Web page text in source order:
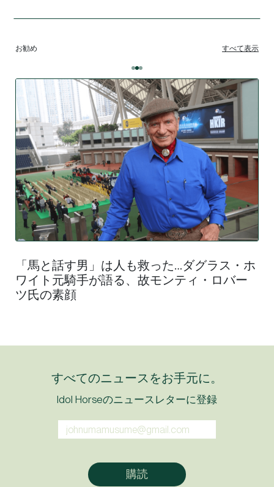
お勧め すべて表示
「馬と話す男」は人も救った…ダグラス・ホ
ワイト元騎手が語る、故モンティ・ロバー
ツ氏の素顔
すべてのニュースをお手元に。
Idol Horseのニュースレターに登録